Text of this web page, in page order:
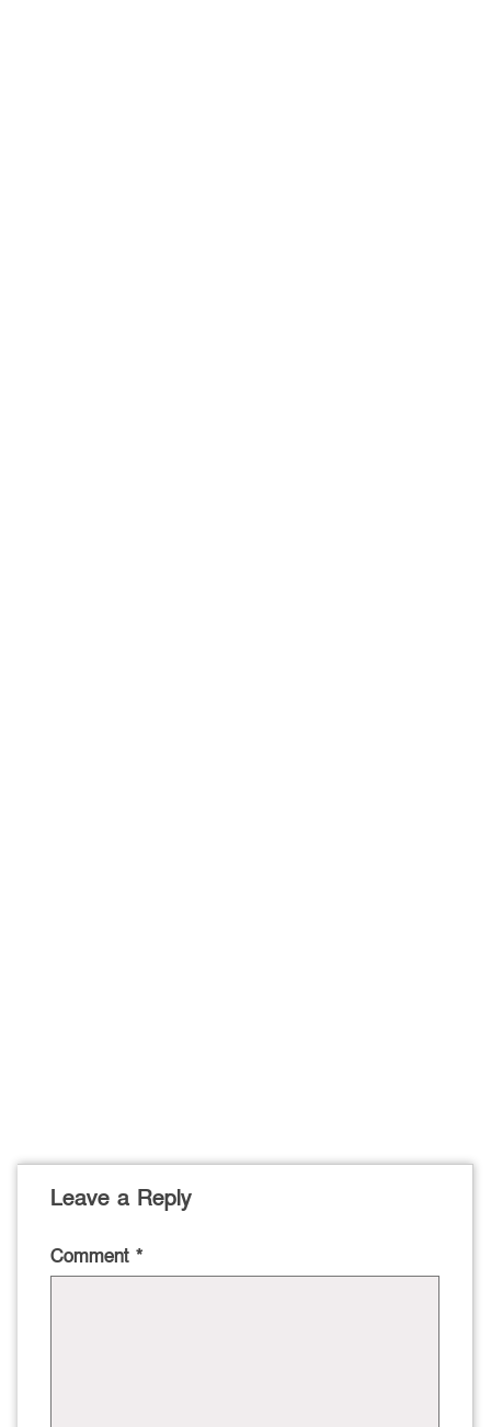
Leave a Reply
Comment *